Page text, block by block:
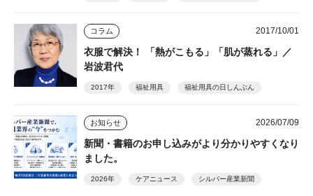
コラム 2017/10/01
衣服で解決！ 「熱がこもる」「肌が蒸れる」／
岩波君代
2017年 福祉用具 福祉用具の日しんぶん
お知らせ 2026/07/09
新聞・書籍のお申し込みがより分かりやすくなり
ました。
2026年 ケアニュース シルバー産業新聞